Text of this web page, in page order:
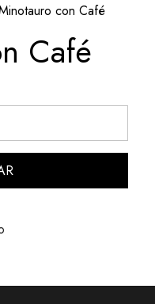
con Café
Café